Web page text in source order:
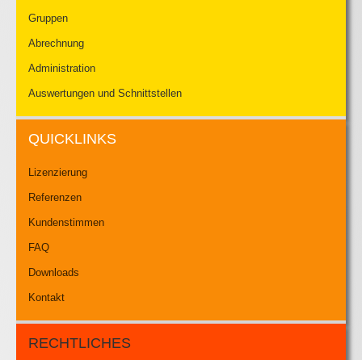
Gruppen
Abrechnung
Administration
Auswertungen und Schnittstellen
QUICKLINKS
Lizenzierung
Referenzen
Kundenstimmen
FAQ
Downloads
Kontakt
RECHTLICHES